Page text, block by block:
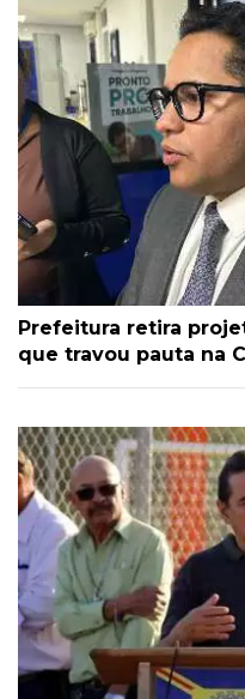
Prefeitura retira
que travou pauta na